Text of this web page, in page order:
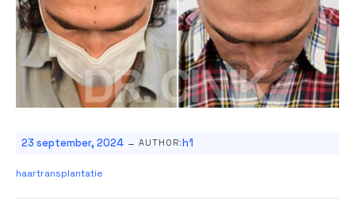
23 september, 2024 - AUTHOR:h1
haartransplantatie